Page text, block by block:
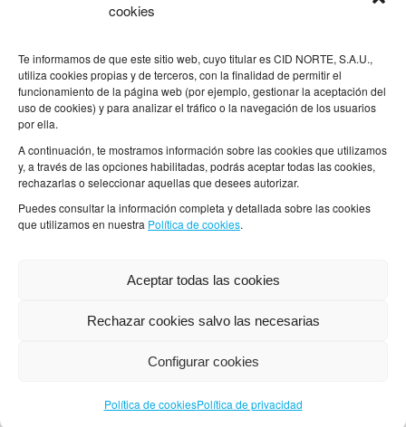
cookies
Te informamos de que este sitio web, cuyo titular es CID NORTE, S.A.U.,
utiliza cookies propias y de terceros, con la finalidad de permitir el
funcionamiento de la página web (por ejemplo, gestionar la aceptación del
uso de cookies) y para analizar el tráfico o la navegación de los usuarios
por ella.
A continuación, te mostramos información sobre las cookies que utilizamos
y, a través de las opciones habilitadas, podrás aceptar todas las cookies,
rechazarlas o seleccionar aquellas que desees autorizar.
Puedes consultar la información completa y detallada sobre las cookies
que utilizamos en nuestra Política de cookies.
Aceptar todas las cookies
Rechazar cookies salvo las necesarias
Configurar cookies
Política de cookiesPolítica de privacidad
Legislación aplicable y jurisdicción
La actividad desarrollada a través del sitio web
www.clubdecompras.eus está sometida a la
legislación española vigente que resulte de
Para cualquier controversia o conflicto que
resulte entre CID NORTE, S.A.U. (Fundación
Laboral San Prudencio) y los usuarios del sitio
acuerdan expresamente someterse a la
Vitoria-Gasteiz (Álava), con renuncia expresa a